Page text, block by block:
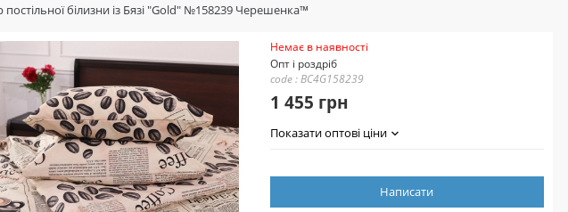
постільної білизни із Бязі "Gold" №158239 Черешенка™
Немає в наявності
Опт і роздріб
code : BC4G158239
1 455 грн
Показати оптові ціни
Написати